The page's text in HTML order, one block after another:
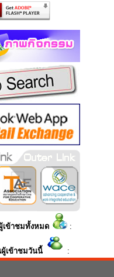
ข้าชมทั้งหมด :
ข้าชมวันนี้ :